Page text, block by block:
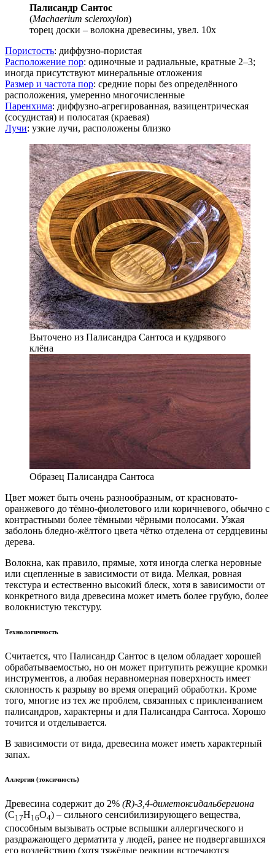
Палисандр Сантос
(Machaerium scleroxylon)
торец доски – волокна древесины, увел. 10х
Пористость: диффузно-пористая
Расположение пор: одиночные и радиальные, кратные 2–3;
иногда присутствуют минеральные отложения
Размер и частота пор: средние поры без определённого
расположения, умеренно многочисленные
Паренхима: диффузно-агрегированная, вазицентрическая
(сосудистая) и полосатая (краевая)
Лучи: узкие лучи, расположены близко
Выточено из Палисандра Сантоса и кудрявого
клёна
Образец Палисандра Сантоса
Цвет может быть очень разнообразным, от красновато-
оранжевого до тёмно-фиолетового или коричневого, обычно с
контрастными более тёмными чёрными полосами. Узкая
заболонь бледно-жёлтого цвета чётко отделена от сердцевины
дерева.
Волокна, как правило, прямые, хотя иногда слегка неровные
или сцепленные в зависимости от вида. Мелкая, ровная
текстура и естественно высокий блеск, хотя в зависимости от
конкретного вида древесина может иметь более грубую, более
волокнистую текстуру.
Технологичность
Считается, что Палисандр Сантос в целом обладает хорошей
обрабатываемостью, но он может притупить режущие кромки
инструментов, а любая неравномерная поверхность имеет
склонность к разрыву во время операций обработки. Кроме
того, многие из тех же проблем, связанных с приклеиванием
палисандров, характерны и для Палисандра Сантоса. Хорошо
точится и отделывается.
В зависимости от вида, древесина может иметь характерный
запах.
Аллергия (токсичность)
Древесина содержит до 2% (R)-3,4-диметоксидальбергиона
(C17H16O4) – сильного сенсибилизирующего вещества,
способным вызывать острые вспышки аллергического и
раздражающего дерматита у людей, ранее не подвергавшихся
его воздействию (хотя тяжёлые реакции встречаются